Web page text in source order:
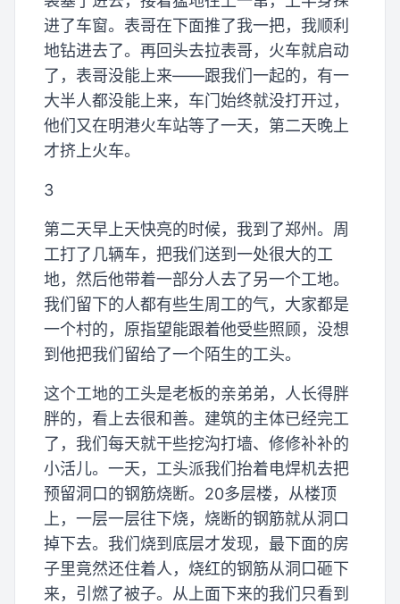
进了车窗。表哥在下面推了我一把，我顺利
地钻进去了。再回头去拉表哥，火车就启动
了，表哥没能上来——跟我们一起的，有一
大半人都没能上来，车门始终就没打开过，
他们又在明港火车站等了一天，第二天晚上
才挤上火车。
3
第二天早上天快亮的时候，我到了郑州。周
工打了几辆车，把我们送到一处很大的工
地，然后他带着一部分人去了另一个工地。
我们留下的人都有些生周工的气，大家都是
一个村的，原指望能跟着他受些照顾，没想
到他把我们留给了一个陌生的工头。
这个工地的工头是老板的亲弟弟，人长得胖
胖的，看上去很和善。建筑的主体已经完工
了，我们每天就干些挖沟打墙、修修补补的
小活儿。一天，工头派我们抬着电焊机去把
预留洞口的钢筋烧断。20多层楼，从楼顶
上，一层一层往下烧，烧断的钢筋就从洞口
掉下去。我们烧到底层才发现，最下面的房
子里竟然还住着人，烧红的钢筋从洞口砸下
来，引燃了被子。从上面下来的我们只看到